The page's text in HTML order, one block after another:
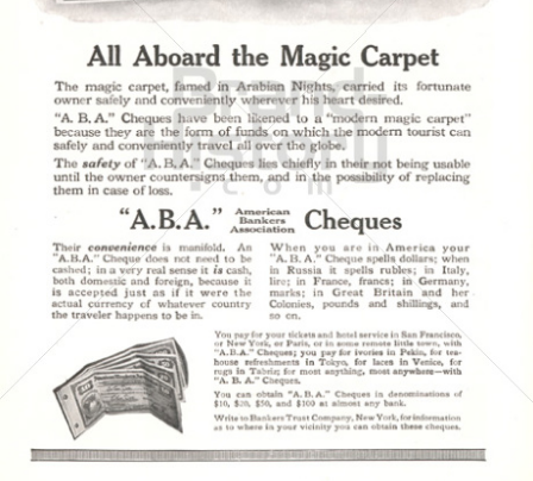
A.B.A. American Bankers Association
American Bankers Association
1917